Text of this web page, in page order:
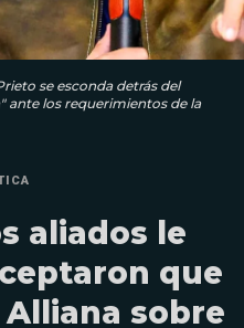
se esconda detrás del
ante los requerimientos de la
aliados le
que
sobre